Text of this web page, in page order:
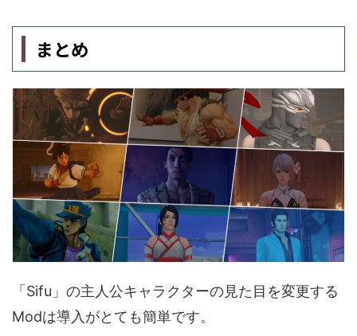
まとめ
「Sifu」の主人公キャラクターの見た目を変更する
Modは導入がとても簡単です。